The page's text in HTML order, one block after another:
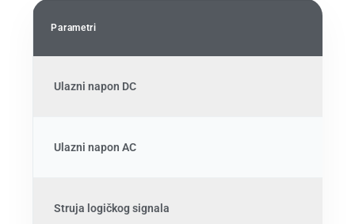
Parametri
Ulazni napon DC
Ulazni napon AC
Struja logičkog signala